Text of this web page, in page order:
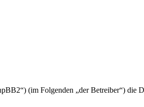
(im Folgenden „der Betreiber“) die